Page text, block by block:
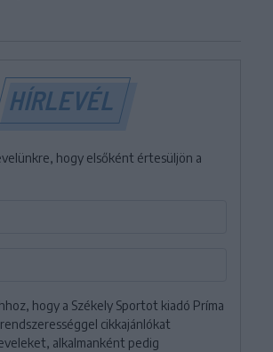
HÍRLEVÉL
hogy elsőként értesüljön a
hogy a Székely Sportot kiadó Príma
cikkajánlókat
alkalmanként pedig